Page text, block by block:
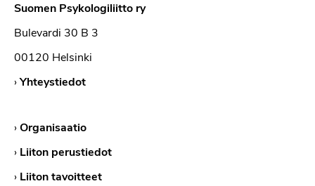
Suomen Psykologiliitto ry
Bulevardi 30 B 3
00120 Helsinki
›Yhteystiedot
›Organisaatio
› Liiton perustiedot
› Liiton tavoitteet